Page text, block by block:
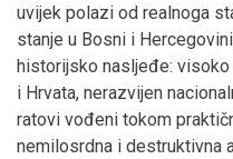
uvijek polazi od realnoga
stanje u Bosni i
historijsko nasljeđe:
i Hrvata, nerazvijen
ratovi vođeni tokom
nemilosrdna i destruktivna